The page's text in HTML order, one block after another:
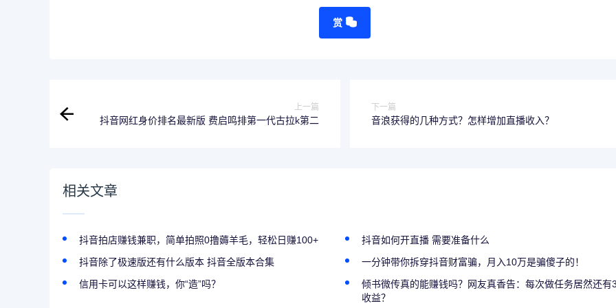
赏
上一篇
抖音网红身价排名最新版 费启鸣排第一代古拉k第二
下一篇
音浪获得的几种方式？怎样增加直播收入？
相关文章
抖音拍店赚钱兼职，简单拍照0撸薅羊毛，轻松日赚100+
抖音如何开直播 需要准备什么
抖音除了极速版还有什么版本 抖音全版本合集
一分钟带你拆穿抖音财富骗，月入10万是骗傻子的！
信用卡可以这样赚钱，你“造”吗？
倾书微传真的能赚钱吗？网友真香告：每次做任务居然还有
收益？